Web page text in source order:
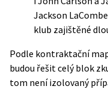
Jackson
klub zajištěné
Podle kontraktační
budou řešit celý blok
tom není izolovaný